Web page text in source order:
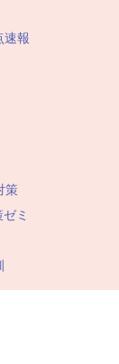
速報
策
ゼミ